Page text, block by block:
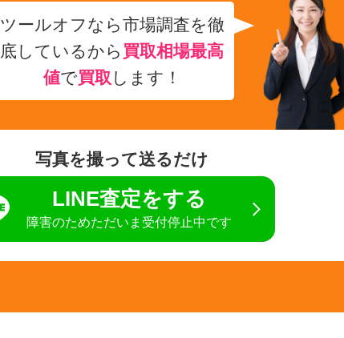
ツールオフなら市場調査を徹
底しているから 買取相場最高
値で買取 します！
写真を撮って送るだけ
LINE査定をする
障害のためただいま受付停止中です